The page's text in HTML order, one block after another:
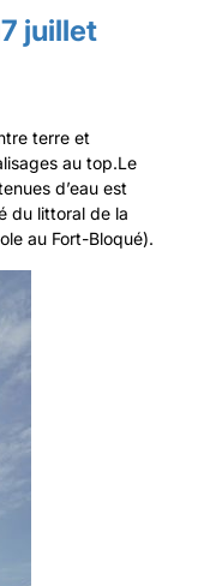
juillet
terre et
au top.Le
d’eau est
du littoral de la
au Fort-Bloqué).